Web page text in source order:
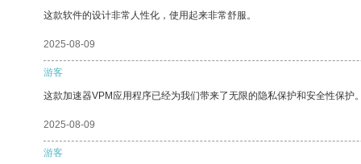
这款软件的设计非常人性化，使用起来非常舒服。
2025-08-09
游客
这款加速器VPM应用程序已经为我们带来了无限的隐私保护和安全性保护
2025-08-09
游客